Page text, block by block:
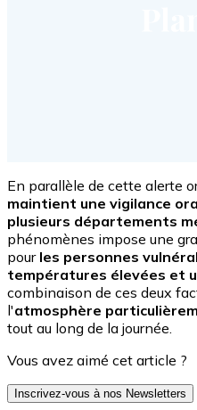
En parallèle de cette alerte
maintient une vigilance
plusieurs départements
phénomènes impose une
pour les personnes
températures élevées et
combinaison de ces deux
l'atmosphère
tout au long de la journée.
Vous avez aimé cet article ?
Inscrivez-vous à nos Newsletters